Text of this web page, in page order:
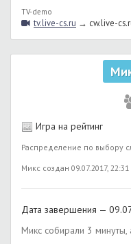
TV-demo
tv.live-cs.ru → cw.live-
Игра на рейтинг
Распределение по выбору
Микс создан 09.07.2017, 22:31
Дата завершения —
Микс собирали 3 минуты,